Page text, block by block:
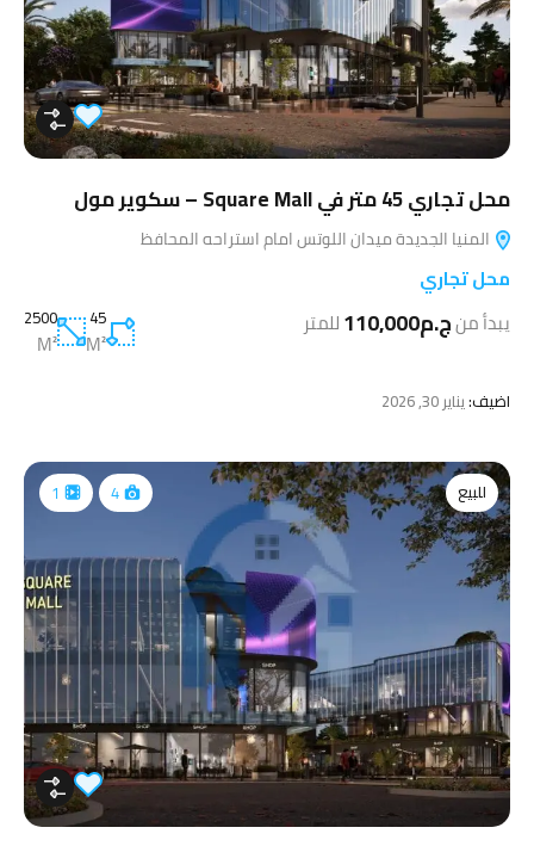
محل تجاري 45 متر في Square Mall – سكوير مول
المنيا الجديدة ميدان اللوتس امام استراحه المحافظ
محل تجاري
يبدأ منج.م110,000 للمتر 45
M²
2500
M²
اضيف:يناير 30, 2026
للبيع 4
1